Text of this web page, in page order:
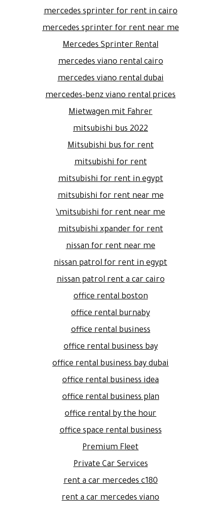
mercedes sprinter for rent in cairo
mercedes sprinter for rent near me
Mercedes Sprinter Rental
mercedes viano rental cairo
mercedes viano rental dubai
mercedes-benz viano rental prices
Mietwagen mit Fahrer
mitsubishi bus 2022
Mitsubishi bus for rent
mitsubishi for rent
mitsubishi for rent in egypt
mitsubishi for rent near me
mitsubishi for rent near me\
mitsubishi xpander for rent
nissan for rent near me
nissan patrol for rent in egypt
nissan patrol rent a car cairo
office rental boston
office rental burnaby
office rental business
office rental business bay
office rental business bay dubai
office rental business idea
office rental business plan
office rental by the hour
office space rental business
Premium Fleet
Private Car Services
rent a car mercedes c180
rent a car mercedes viano